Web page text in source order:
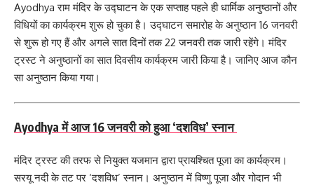
Ayodhya राम मंदिर के उद्घाटन के एक सप्ताह पहले ही धार्मिक अनुष्ठानों और
विधियों का कार्यक्रम शुरू हो चुका है। उद्घाटन समारोह के अनुष्ठान 16 जनवरी
से शुरू हो गए हैं और अगले सात दिनों तक 22 जनवरी तक जारी रहेंगे। मंदिर
ट्रस्ट ने अनुष्ठानों का सात दिवसीय कार्यक्रम जारी किया है। जानिए आज कौन
सा अनुष्ठान किया गया।
Ayodhya में आज 16 जनवरी को हुआ ‘दशविध’ स्नान
मंदिर ट्रस्ट की तरफ से नियुक्त यजमान द्वारा प्रायश्चित पूजा का कार्यक्रम।
सरयू नदी के तट पर ‘दशविध’ स्नान। अनुष्ठान में विष्णु पूजा और गोदान भी